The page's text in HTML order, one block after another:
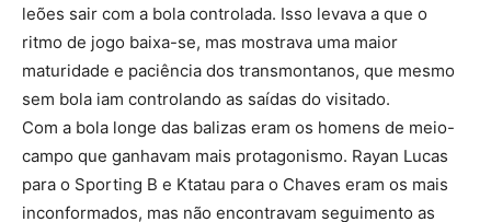
leões sair com a bola controlada. Isso levava a que o
ritmo de jogo baixa-se, mas mostrava uma maior
maturidade e paciência dos transmontanos, que mesmo
sem bola iam controlando as saídas do visitado.
Com a bola longe das balizas eram os homens de meio-
campo que ganhavam mais protagonismo. Rayan Lucas
para o Sporting B e Ktatau para o Chaves eram os mais
inconformados, mas não encontravam seguimento as